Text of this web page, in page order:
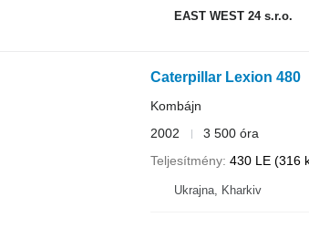
EAST WEST 24 s.r.o.
Caterpillar Lexion 480
Kombájn
2002
3 500 óra
Teljesítmény 430 LE (316
Ukrajna, Kharkiv